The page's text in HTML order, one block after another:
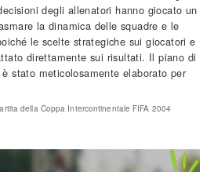
degli allenatori hanno giocato un
la dinamica delle squadre e le
le scelte strategiche sui giocatori e
direttamente sui risultati. Il piano di
stato meticolosamente elaborato per
della Coppa Intercontinentale FIFA 2004